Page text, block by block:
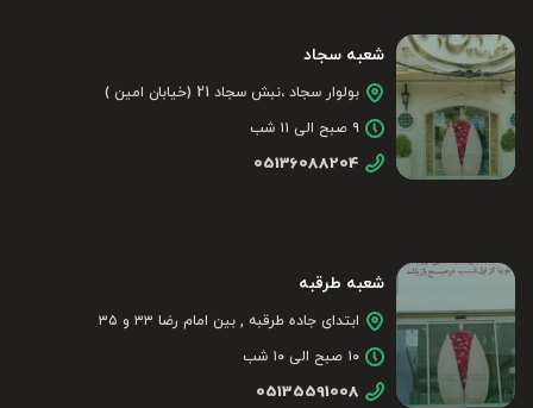
شعبه سجاد
بولوار سجاد ،نبش سجاد 21 (خیابان امین )
۹ صبح الی ۱۱ شب
05136088204
شعبه طرقبه
ابتدای جاده طرقبه , بین امام رضا ۳۳ و ۳۵
۱۰ صبح الی ۱۰ شب
05135591008